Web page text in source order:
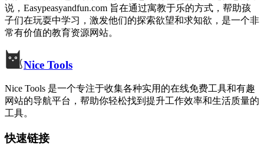
说，Easypeasyandfun.com 旨在通过寓教于乐的方式，帮助孩
子们在玩耍中学习，激发他们的探索欲望和求知欲，是一个非
常有价值的教育资源网站。
Nice Tools
Nice Tools 是一个专注于收集各种实用的在线免费工具和有趣
网站的导航平台，帮助你轻松找到提升工作效率和生活质量的
工具。
快速链接